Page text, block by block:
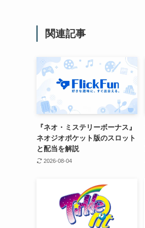
関連記事
『ネオ・ミステリーボーナス』
ネオジオポケット版のスロット
と配当を解説
2026-08-04